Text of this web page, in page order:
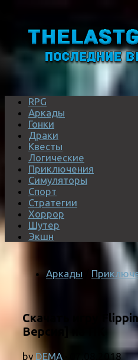
RPG
Аркады
Гонки
Драки
Квесты
Логические
Приключения
Симуляторы
Спорт
Стратегии
Хоррор
Шутер
Экшн
Аркады
Скачать игру
Версия] на ПК
by DEMA 07.08.2018